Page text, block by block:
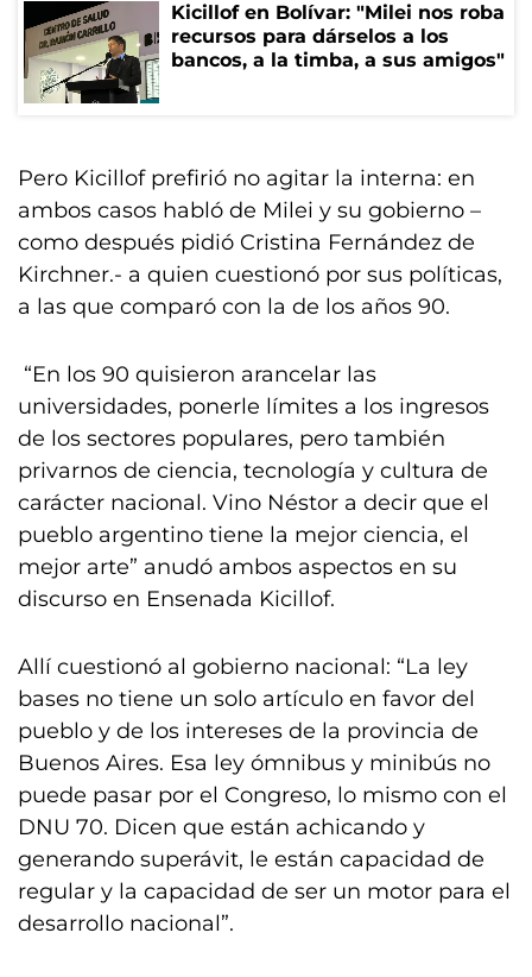
Kicillof en Bolívar: "Milei nos roba
recursos para dárselos a los
bancos, a la timba, a sus amigos"
Pero Kicillof prefirió no agitar la interna: en
ambos casos habló de Milei y su gobierno –
como después pidió Cristina Fernández de
Kirchner.- a quien cuestionó por sus políticas,
a las que comparó con la de los años 90.
“En los 90 quisieron arancelar las
universidades, ponerle límites a los ingresos
de los sectores populares, pero también
privarnos de ciencia, tecnología y cultura de
carácter nacional. Vino Néstor a decir que el
pueblo argentino tiene la mejor ciencia, el
mejor arte” anudó ambos aspectos en su
discurso en Ensenada Kicillof.
Allí cuestionó al gobierno nacional: “La ley
bases no tiene un solo artículo en favor del
pueblo y de los intereses de la provincia de
Buenos Aires. Esa ley ómnibus y minibús no
puede pasar por el Congreso, lo mismo con el
DNU 70. Dicen que están achicando y
generando superávit, le están capacidad de
regular y la capacidad de ser un motor para el
desarrollo nacional”.